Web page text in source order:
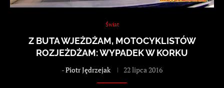
Świat
Z BUTA WJEŻDŻAM, MOTOCYKLISTÓW
ROZJEŻDŻAM: WYPADEK W KORKU
-Piotr Jędrzejak 22 lipca 2016